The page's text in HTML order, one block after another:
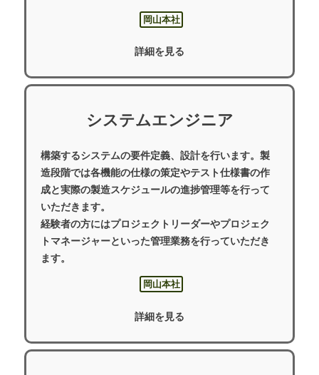
岡山本社
詳細を見る
システムエンジニア
構築するシステムの要件定義、設計を行います。製
造段階では各機能の仕様の策定やテスト仕様書の作
成と実際の製造スケジュールの進捗管理等を行って
いただきます。
経験者の方にはプロジェクトリーダーやプロジェク
トマネージャーといった管理業務を行っていただき
ます。
岡山本社
詳細を見る